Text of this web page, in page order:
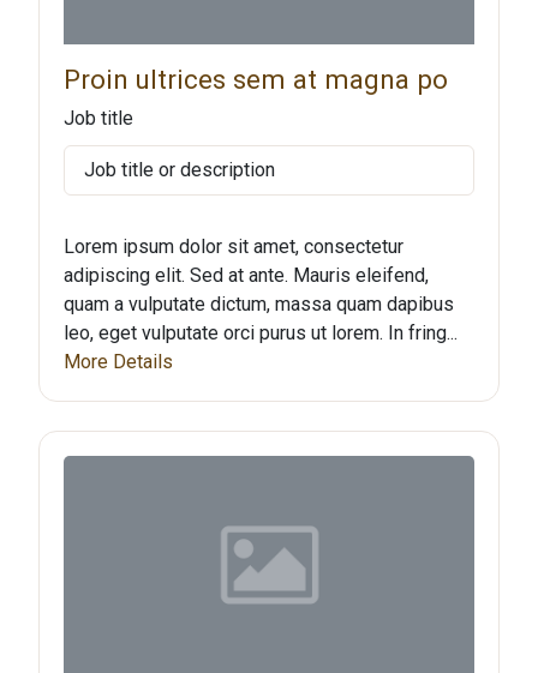
Proin ultrices sem at magna po
Job title
Job title or description
Lorem ipsum dolor sit amet, consectetur
adipiscing elit. Sed at ante. Mauris eleifend,
quam a vulputate dictum, massa quam dapibus
leo, eget vulputate orci purus ut lorem. In fring...
More Details